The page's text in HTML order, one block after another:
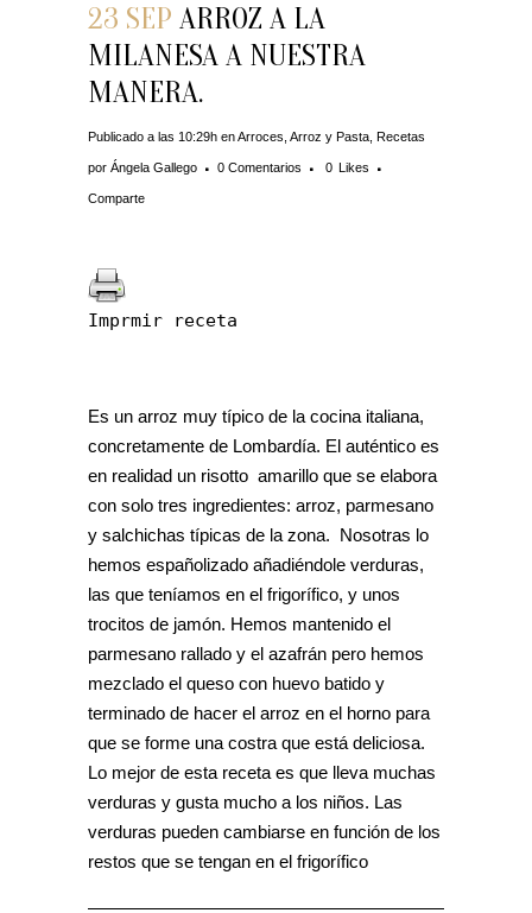
23 SEP ARROZ A LA
MILANESA A NUESTRA
MANERA.
Publicado a las 10:29h enArroces Arroz y Pasta Recetas
por Ángela Gallego 0 Comentarios 0 Likes
Comparte
Imprmir receta
Es un arroz muy típico de la cocina italiana,
concretamente de Lombardía. El auténtico es
en realidad un risotto amarillo que se elabora
con solo tres ingredientes: arroz, parmesano
y salchichas típicas de la zona. Nosotras lo
hemos españolizado añadiéndole verduras,
las que teníamos en el frigorífico, y unos
trocitos de jamón. Hemos mantenido el
parmesano rallado y el azafrán pero hemos
mezclado el queso con huevo batido y
terminado de hacer el arroz en el horno para
que se forme una costra que está deliciosa.
Lo mejor de esta receta es que lleva muchas
verduras y gusta mucho a los niños. Las
verduras pueden cambiarse en función de los
restos que se tengan en el frigorífico